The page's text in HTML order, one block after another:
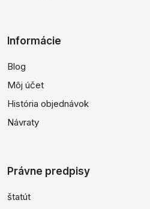
Informácie
Blog
Môj účet
História objednávok
Návraty
Právne predpisy
štatút